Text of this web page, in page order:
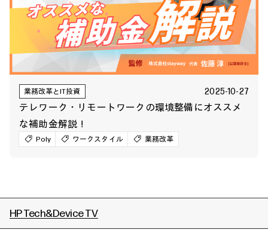
業務改革とIT投資 2025-10-27
テレワーク・リモートワークの環境整備にオススメ
な補助金解説！
Poly ワークスタイル 業務改革
HP Tech&Device TV